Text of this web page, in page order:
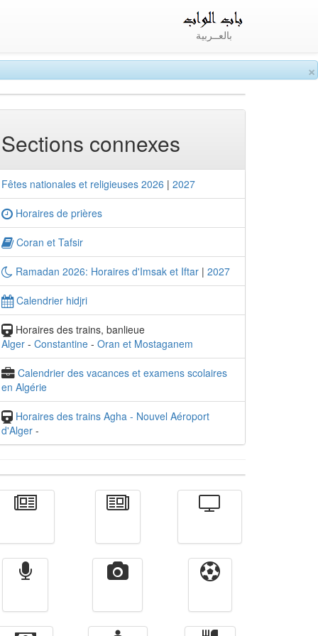
×
بالعــربية
Sections connexes
Fêtes nationales et religieuses 2026 | 2027
Horaires de prières
Coran et Tafsir
Ramadan 2026: Horaires d'Imsak et Iftar | 2027
Calendrier hidjri
Horaires des trains, banlieue
Alger - Constantine - Oran et Mostaganem
Calendrier des vacances et examens scolaires
en Algérie
Horaires des trains Agha - Nouvel Aéroport
d'Alger -